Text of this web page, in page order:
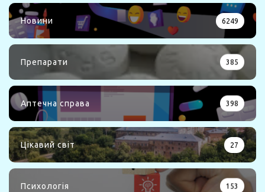
Новини 6249
Препарати 385
Аптечна справа 398
Цікавий світ 27
Психологія 153